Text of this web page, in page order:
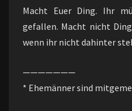
Macht Euer Ding. Ihr
gefallen. Macht nicht
wenn ihr nicht dahinter
———————
* Ehemänner sind